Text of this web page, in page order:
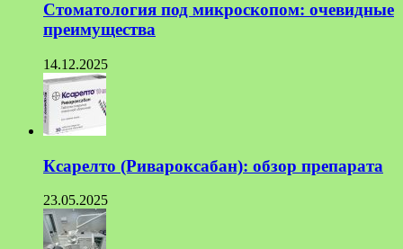
Стоматология под микроскопом: очевидные
преимущества
14.12.2025
Ксарелто (Ривароксабан): обзор препарата
23.05.2025